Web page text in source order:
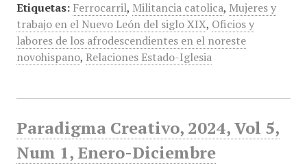
Etiquetas: Ferrocarril, Militancia catolica, Mujeres y
trabajo en el Nuevo León del siglo XIX, Oficios y
labores de los afrodescendientes en el noreste
novohispano, Relaciones Estado-Iglesia
Paradigma Creativo, 2024, Vol 5,
Num 1, Enero-Diciembre